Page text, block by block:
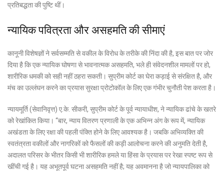
प्रतिबद्धता की पुष्टि थीं।
न्यायिक पवित्रता और असहमति की सीमाएं
कानूनी विशेषज्ञों ने सर्वसम्मति से वकील के विरोध के तरीके की निंदा की है, इस बात पर जोर
दिया है कि एक न्यायिक घोषणा से भावनात्मक असहमति, भले ही संवेदनशील मामलों पर हो,
शारीरिक धमकी को सही नहीं ठहरा सकती। सुप्रीम कोर्ट का घेरा कड़ाई से संरक्षित है, और
मंच का उल्लंघन करने का प्रयास सुरक्षा प्रोटोकॉल के लिए एक गंभीर चुनौती पेश करता है।
न्यायमूर्ति (सेवानिवृत्त) ए.के. सीकरी, सुप्रीम कोर्ट के पूर्व न्यायाधीश, ने न्यायिक ढांचे के खतरे
को रेखांकित किया। “बार, न्याय वितरण प्रणाली के एक अभिन्न अंग के रूप में, न्यायिक
अखंडता के लिए रक्षा की पहली पंक्ति होने के लिए आवश्यक है। जबकि अभिव्यक्ति की
स्वतंत्रता वकीलों और नागरिकों को फैसलों की कड़ी आलोचना करने की अनुमति देती है,
अदालत परिसर के भीतर किसी भी शारीरिक हमले या हिंसा के प्रयास पर रेखा स्पष्ट रूप से
खींची गई है। यह अभूतपूर्व घटना असहमति नहीं है; यह अवमानना ​​है जो न्यायपालिका को